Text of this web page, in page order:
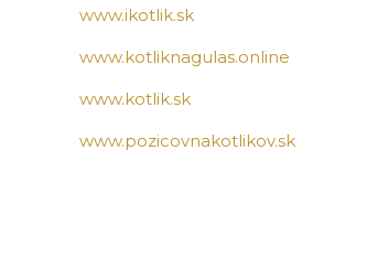
www.ikotlik.sk
www.kotliknagulas.online
www.kotlik.sk
www.pozicovnakotlikov.sk